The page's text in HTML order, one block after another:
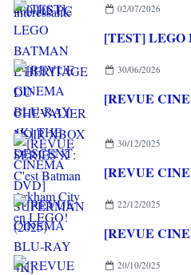
02/07/2026
30/06/2026
30/12/2025
22/12/2025
20/10/2025